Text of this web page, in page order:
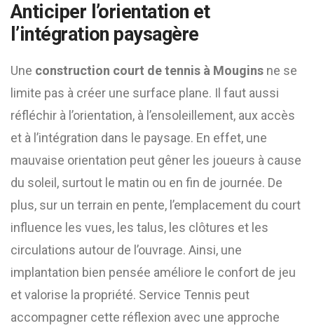
Anticiper l’orientation et
l’intégration paysagère
Une construction court de tennis à Mougins ne se
limite pas à créer une surface plane. Il faut aussi
réfléchir à l’orientation, à l’ensoleillement, aux accès
et à l’intégration dans le paysage. En effet, une
mauvaise orientation peut gêner les joueurs à cause
du soleil, surtout le matin ou en fin de journée. De
plus, sur un terrain en pente, l’emplacement du court
influence les vues, les talus, les clôtures et les
circulations autour de l’ouvrage. Ainsi, une
implantation bien pensée améliore le confort de jeu
et valorise la propriété. Service Tennis peut
accompagner cette réflexion avec une approche